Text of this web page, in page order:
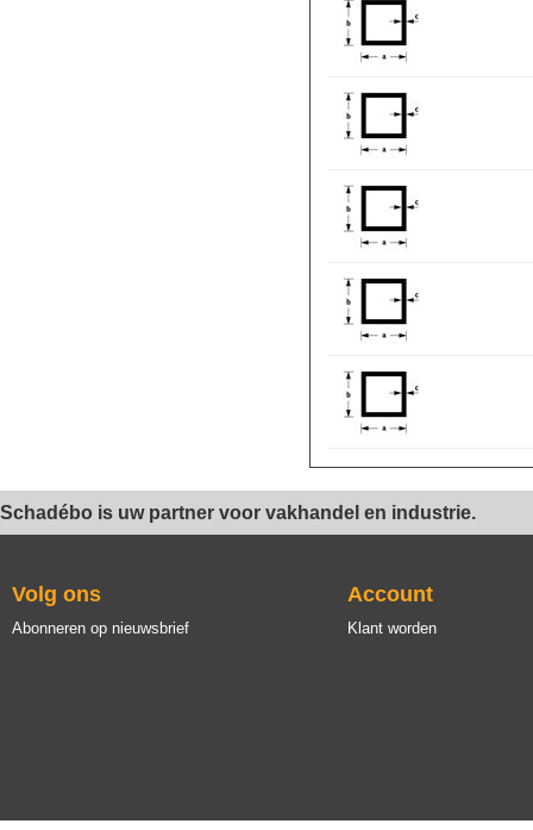
Schadébo is uw partner voor vakhandel en industrie.
Volg ons
Abonneren op nieuwsbrief
Account
Klant worden